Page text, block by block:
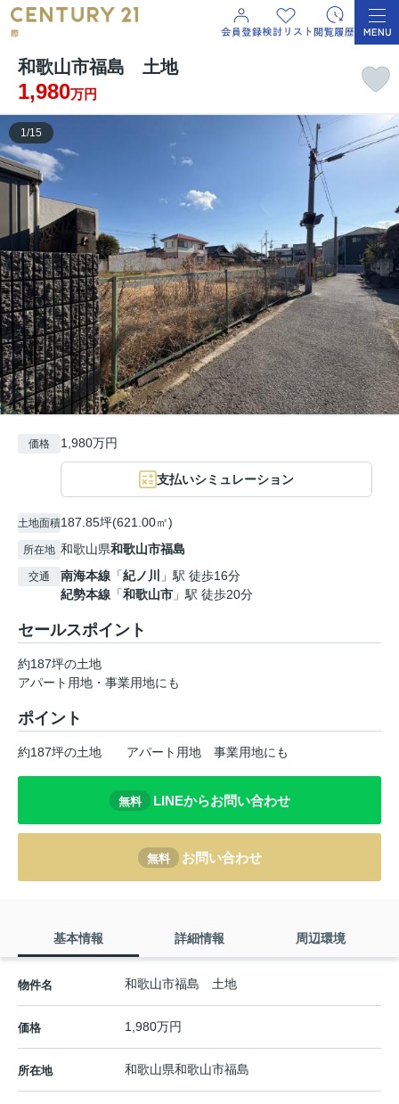
和歌山市福島 土地
1,980万円
1/15
価格 1,980万円
支払いシミュレーション
土地面積187.85坪(621.00㎡)
所在地 和歌山県和歌山市福島
交通 南海本線 「紀ノ川
」駅 徒歩16分
紀勢本線 「和歌山市 」駅 徒歩20分
セールスポイント
約187坪の土地
アパート用地・事業用地にも
ポイント
約187坪の土地 アパート用地 事業用地にも
無料 LINEからお問い合わせ
無料 お問い合わせ
基本情報 詳細情報 周辺環境
物件名 和歌山市福島 土地
価格 1,980万円
所在地 和歌山県和歌山市福島